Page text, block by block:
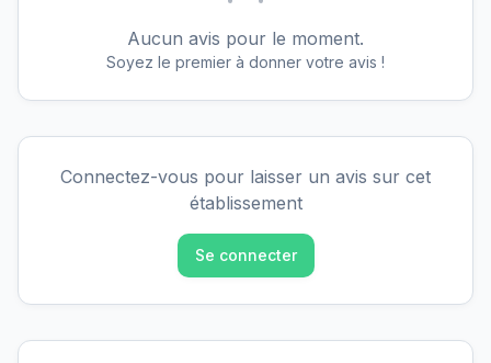
Aucun avis pour le moment.
Soyez le premier à donner votre avis !
Connectez-vous pour laisser un avis sur cet
établissement
Se connecter